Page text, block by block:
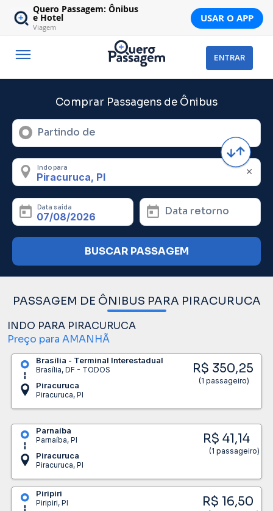
Quero Passagem: Ônibus
e Hotel
Viagem
USAR O APP
ENTRAR
Comprar Passagens de Ônibus
Partindo de
Indo para
Data saída Data retorno
BUSCAR PASSAGEM
PASSAGEM DE ÔNIBUS PARA PIRACURUCA
INDO PARA PIRACURUCA
Preço para AMANHÃ
Brasília - Terminal Interestadual
Brasília, DF - TODOS
Piracuruca
Piracuruca, PI
R$ 350,25
(1 passageiro)
Parnaíba
Parnaíba, PI
Piracuruca
Piracuruca, PI
R$ 41,14
(1 passageiro)
Piripiri
Piripiri, PI R$ 16,50